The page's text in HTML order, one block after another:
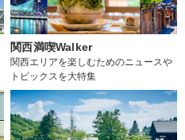
関西満喫Walker
関西エリアを楽しむためのニュースや
トピックスを大特集